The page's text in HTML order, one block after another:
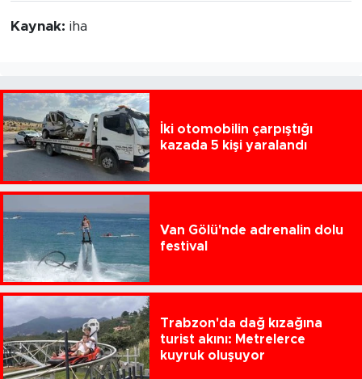
Kaynak: iha
İki otomobilin çarpıştığı
kazada 5 kişi yaralandı
Van Gölü'nde adrenalin dolu
festival
Trabzon'da dağ kızağına
turist akını: Metrelerce
kuyruk oluşuyor